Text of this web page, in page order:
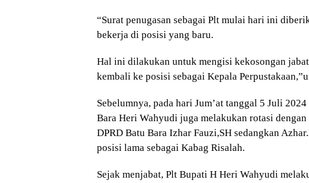
“Surat penugasan sebagai Plt mulai hari ini
bekerja di posisi yang baru.
Hal ini dilakukan untuk mengisi kekosongan
kembali ke posisi sebagai Kepala
Sebelumnya, pada hari Jum’at tanggal 5 Juli
Bara Heri Wahyudi juga melakukan rotasi
DPRD Batu Bara Izhar Fauzi,SH sedangkan
posisi lama sebagai Kabag Risalah.
Sejak menjabat, Plt Bupati H Heri Wahyudi